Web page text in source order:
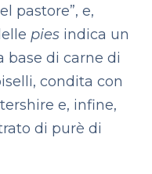
pastore”, e,
pies indica un
base di carne di
condita con
e, infine,
di purè di